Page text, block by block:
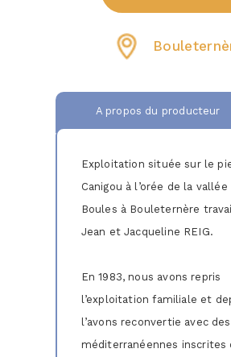
A propos du producteur
Exploitation située sur le
Canigou à l’orée de la vallée
Boules à Bouleternère
Jean et Jacqueline REIG.
En 1983, nous avons repris
l’exploitation familiale et
l’avons reconvertie avec
méditerranéennes inscrites